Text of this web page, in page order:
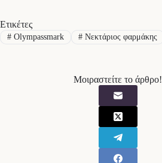
Ετικέτες
#Olympassmark #Νεκτάριος φαρμάκης
Μοιραστείτε το άρθρο!